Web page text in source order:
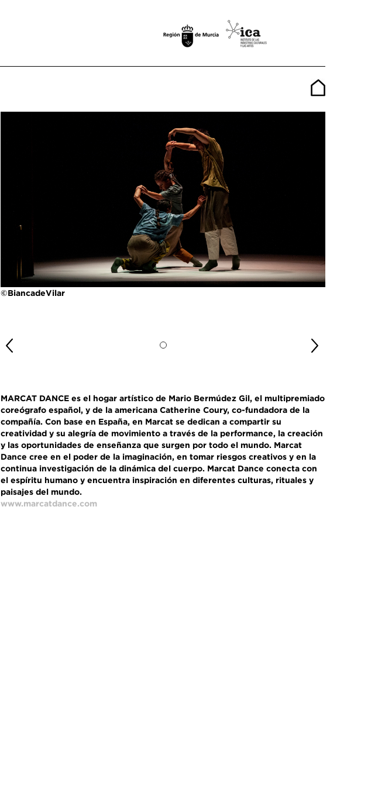
©BiancadeVilar
MARCAT DANCE es el hogar artístico de Mario Bermúdez Gil, el multipremiado
coreógrafo español, y de la americana Catherine Coury, co-fundadora de la
compañía. Con base en España, en Marcat se dedican a compartir su
creatividad y su alegría de movimiento a través de la performance, la creación
y las oportunidades de enseñanza que surgen por todo el mundo. Marcat
Dance cree en el poder de la imaginación, en tomar riesgos creativos y en la
continua investigación de la dinámica del cuerpo. Marcat Dance conecta con
el espíritu humano y encuentra inspiración en diferentes culturas, rituales y
paisajes del mundo.
www.marcatdance.com